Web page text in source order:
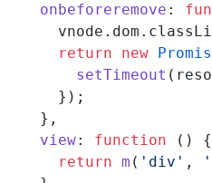
  onbeforeremove
:
    return
new
      setTimeout
    });
  },
  view
: function () {
    return
m ( 'div' ,